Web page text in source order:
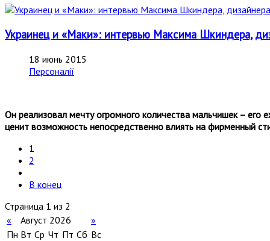
Украинец и «Маки»: интервью Максима Шкиндера,
18 июнь 2015
Персоналії
Он реализовал мечту огромного количества мальчишек –
ценит возможность непосредственно влиять на фирменный
1
2
В конец
Страница 1 из 2
«
Август 2026
»
Пн Вт Ср Чт Пт Сб Вс